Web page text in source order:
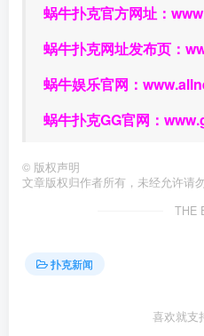
蜗牛扑克官方网址：
蜗牛扑克网址发布页：
蜗牛娱乐官网：
蜗牛扑克GG官网：
© 版权声明
文章版权归作者所有，未经允许请勿
THE
扑克新闻
喜欢就支